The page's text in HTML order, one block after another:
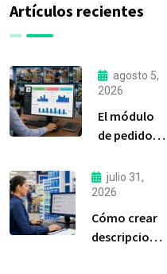
Artículos recientes
agosto 5,
2026
El módulo
de pedidos:
la
herramienta
más
importante
de Delfín
julio 31,
2026
Cómo crear
descripciones